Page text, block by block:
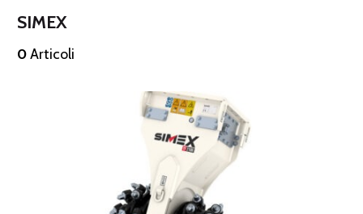
SIMEX
0Articoli